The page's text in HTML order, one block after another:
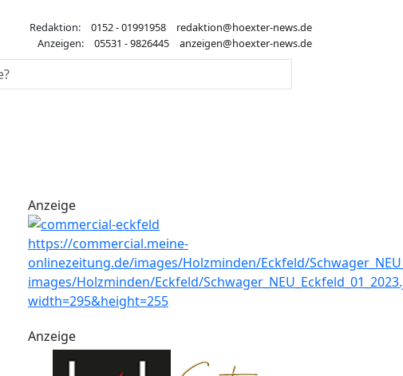
Redaktion: 0152 - 01991958
redaktion@hoexter-news.de
Anzeigen:
05531 - 9826445 anzeigen@hoexter-news.de
Anzeige
Anzeige